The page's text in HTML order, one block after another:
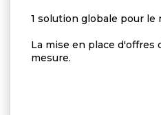
1 solution globale pour le
La mise en place
mesure.